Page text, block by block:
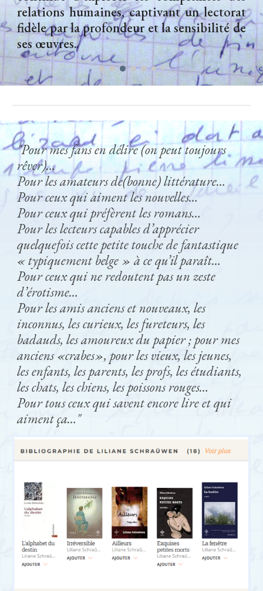
relations humaines, captivant un lectorat
fidèle par la profondeur et la sensibilité de
ses œuvres.
"Pour mes fans en délire (on peut toujours
rêver)…
Pour les amateurs de(bonne) littérature…
Pour ceux qui aiment les nouvelles…
Pour ceux qui préfèrent les romans…
Pour les lecteurs capables d’apprécier
quelquefois cette petite touche de fantastique
« typiquement belge » à ce qu’il paraît…
Pour ceux qui ne redoutent pas un zeste
d’érotisme…
Pour les amis anciens et nouveaux, les
inconnus, les curieux, les fureteurs, les
badauds, les amoureux du papier ; pour mes
anciens «crabes», pour les vieux, les jeunes,
les enfants, les parents, les profs, les étudiants,
les chats, les chiens, les poissons rouges…
Pour tous ceux qui savent encore lire et qui
aiment ça…"